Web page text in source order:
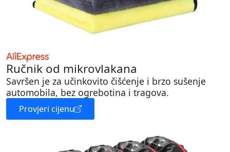
Ručnik od mikrovlakana
Savršen je za učinkovito čišćenje i brzo sušenje
automobila, bez ogrebotina i tragova.
Provjeri cijenu